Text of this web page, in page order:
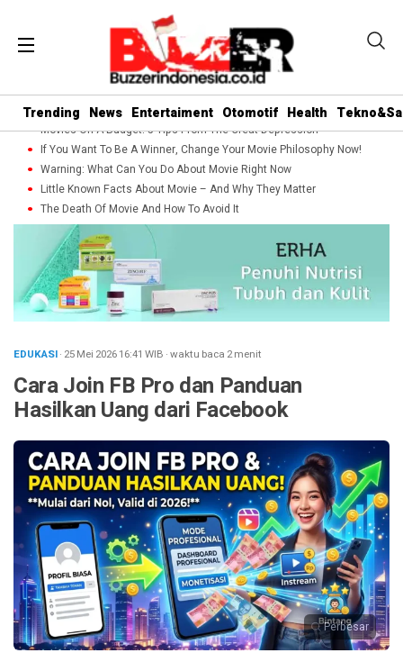
Trending News Entertaiment Otomotif Health
Movies On A Budget: 5 Tips From The Great Depression
If You Want To Be A Winner, Change Your Movie Philosophy Now!
Warning: What Can You Do About Movie Right Now
Little Known Facts About Movie – And Why They Matter
The Death Of Movie And How To Avoid It
EDUKASI· 25 Mei 202616:41 WIB ·waktu baca 2 menit
Cara Join FB Pro dan Panduan
Hasilkan Uang dari Facebook
Perbesar